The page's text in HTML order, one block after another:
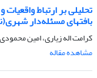
تحلیلی بر ارتباط
بافتهای مسئله‌دار شهری(نمونه
کرامت اله زیاری، امین
مشاهده مقاله